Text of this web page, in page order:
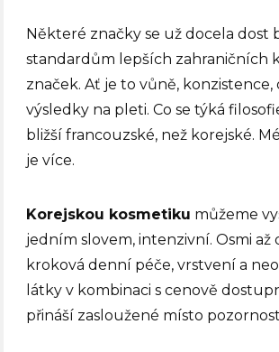
Některé značky se už docela dost
standardům lepších zahraničních
značek. Ať je to vůně, konzistence,
výsledky na pleti. Co se týká
bližší francouzské, než korejské.
je více.
Korejskou kosmetiku můžeme
jedním slovem, intenzivní. Osmi až
kroková denní péče, vrstvení a
látky v kombinaci s cenově
přináší zasloužené místo